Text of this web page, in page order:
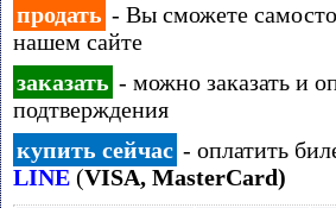
продать - Вы сможете
нашем сайте
заказать - можно заказать и
подтверждения
купить сейчас - оплатить
LINE (VISA, MasterCard)